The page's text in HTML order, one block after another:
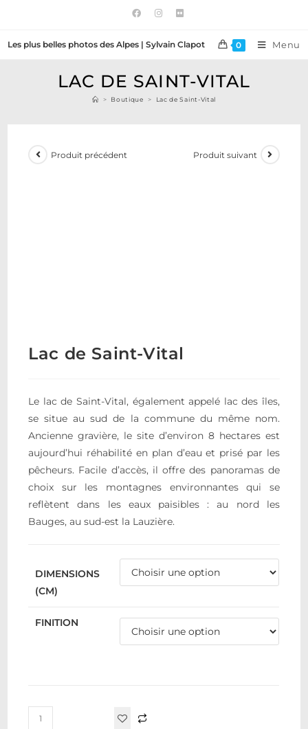
Les plus belles photos des Alpes | Sylvain Clapot 0 Menu
LAC DE SAINT-VITAL
> Boutique > Lac de Saint-Vital
Produit précédent Produit suivant
Lac de Saint-Vital
Le lac de Saint-Vital, également appelé lac des îles,
se situe au sud de la commune du même nom.
Ancienne gravière, le site d’environ 8 hectares est
aujourd’hui réhabilité en plan d’eau et prisé par les
pêcheurs. Facile d’accès, il offre des panoramas de
choix sur les montagnes environnantes qui se
reflètent dans les eaux paisibles : au nord les
Bauges, au sud-est la Lauzière.
DIMENSIONS
(CM)
FINITION